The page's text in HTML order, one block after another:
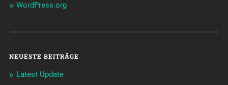
WordPress.org
NEUESTE BEITRÄGE
Latest Update